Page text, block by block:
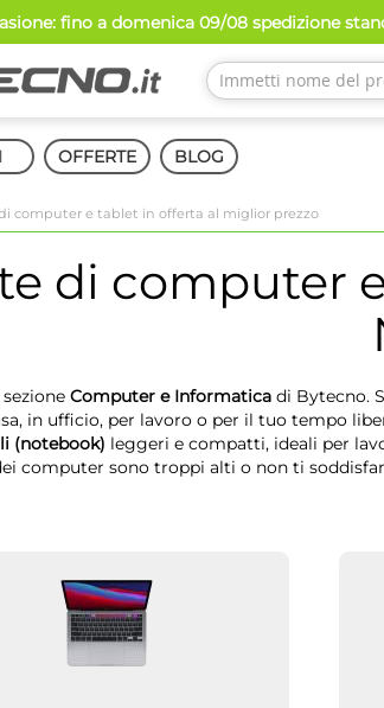
fino a domenica 09/08 spedizione
OFFERTE BLOG
computer e tablet in offerta al miglior prezzo
di computer
Computer e Informatica di Bytecno.
in ufficio, per lavoro o per il tuo tempo
(notebook) leggeri e compatti, ideali per
computer sono troppi alti o non ti